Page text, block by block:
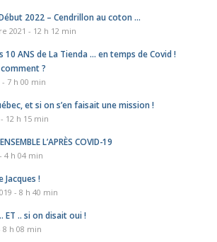
2022 – Cendrillon au coton …
2021 - 12 h 12 min
10 ANS de La Tienda … en temps de Covid !
?
- 7 h 00 min
et si on s’en faisait une mission !
12 h 15 min
L’APRÈS COVID-19
4 h 04 min
Jacques !
- 8 h 40 min
ET .. si on disait oui !
8 h 08 min